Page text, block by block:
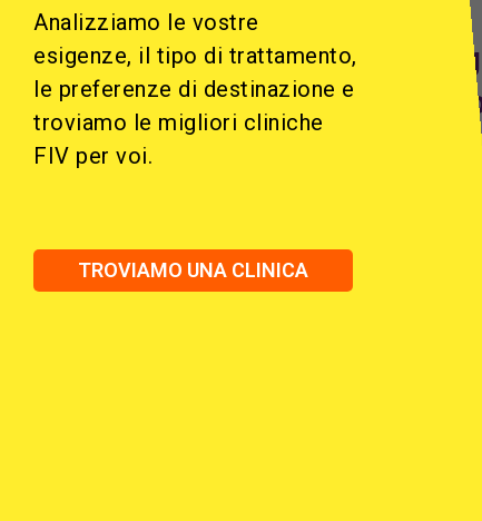
Perché ho
gravidanza
Sia il cancro che il suo
maggior parte dei casi, che
figlio dopo il cancro.
cancro, secondo Institut
avuto i propri ovuli
embrioni e, nella maggior
Tuttavia, è molto
Analizziamo le vostre
esigenze, il tipo di trattamento,
le preferenze di destinazione e
troviamo le migliori cliniche
FIV per voi.
TROVIAMO UNA CLINICA